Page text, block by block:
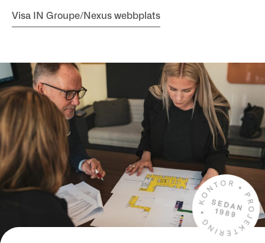
Visa IN Groupe/Nexus webbplats